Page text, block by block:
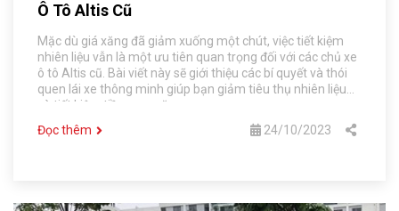
Ô Tô Altis Cũ
Mặc dù giá xăng đã giảm xuống một chút, việc tiết kiệm
nhiên liệu vẫn là một ưu tiên quan trọng đối với các chủ xe
ô tô Altis cũ. Bài viết này sẽ giới thiệu các bí quyết và thói
quen lái xe thông minh giúp bạn giảm tiêu thụ nhiên liệu
và tiết kiệm tiền mua xăng.
Đọc thêm
24/10/2023